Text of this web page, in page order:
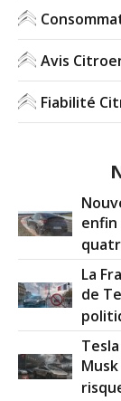
Avis
Fiabilité
enfin
La
de